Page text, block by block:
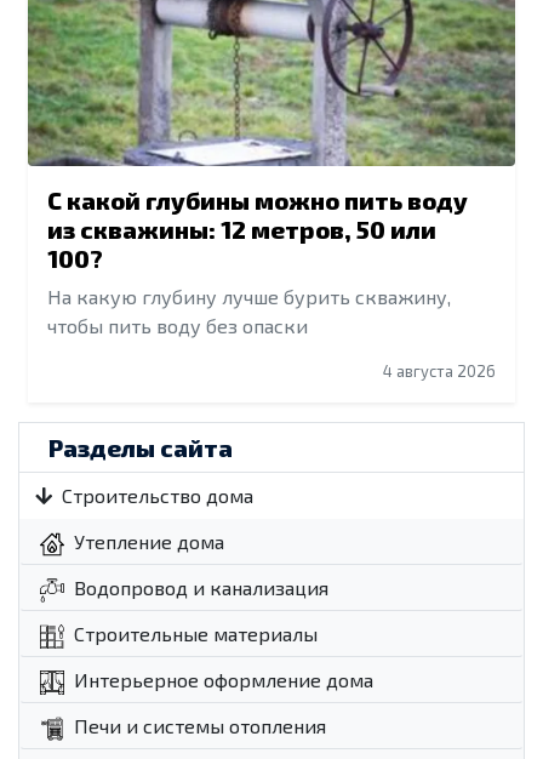
С какой глубины можно пить воду
из скважины: 12 метров, 50 или
100?
На какую глубину лучше бурить скважину,
чтобы пить воду без опаски
4 августа 2026
Разделы сайта
Строительство дома
Утепление дома
Водопровод и канализация
Строительные материалы
Интерьерное оформление дома
Печи и системы отопления